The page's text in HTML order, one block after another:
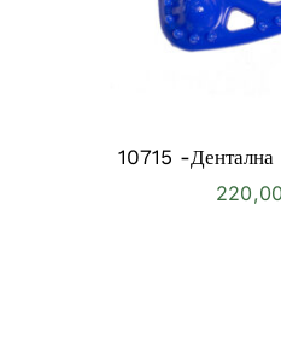
10715 -Дентална